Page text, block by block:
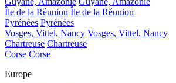
Île de la Réunion Île de la Réunion
Pyrénées Pyrénées
Vosges, Vittel, Nancy Vosges, Vittel, Nancy
Chartreuse Chartreuse
Corse Corse
Europe